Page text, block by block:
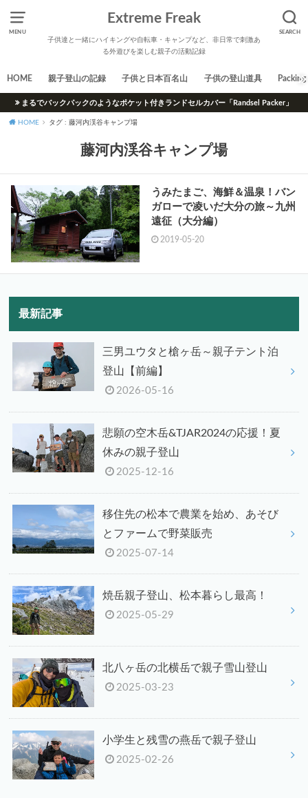
MENU SEARCH
Extreme Freak
子供達と一緒にハイキングや自転車・キャンプなど、非日常で刺激あ
る外遊びを楽しむ親子の活動記録
HOME 親子登山の記録 子供と日本百名山 子供の登山道具 Packing
まるでバックパックのようなポケット付きランドセルカバー「Randsel Packer」
HOME タグ : 藤河内渓谷キャンプ場
藤河内渓谷キャンプ場
うみたまご、海鮮＆温泉！バン
ガローで凌いだ大分の旅～九州
遠征（大分編）
2019-05-20
最新記事
三男ユウタと槍ヶ岳～親子テント泊
登山【前編】
2026-05-16
悲願の空木岳&TJAR2024の応援！夏
休みの親子登山
2025-12-16
移住先の松本で農業を始め、あそび
とファームで野菜販売
2025-07-14
焼岳親子登山、松本暮らし最高！
2025-05-29
北八ヶ岳の北横岳で親子雪山登山
2025-03-23
小学生と残雪の燕岳で親子登山
2025-02-26